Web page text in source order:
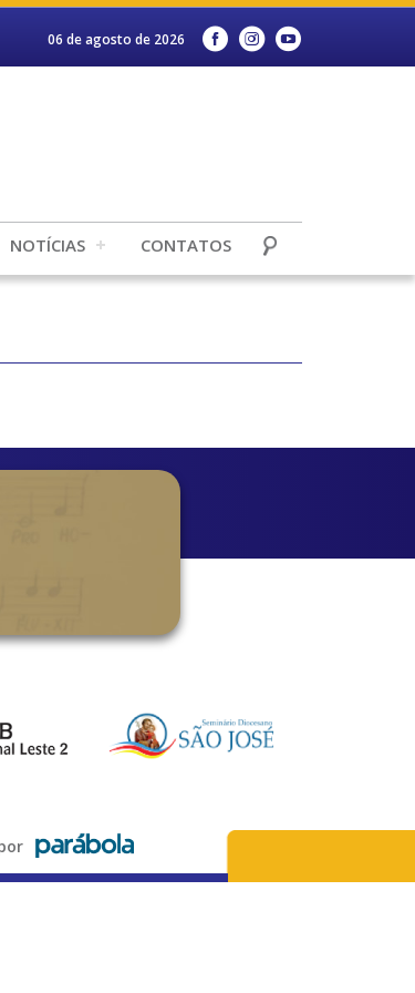
06 de agosto de 2026
NOTÍCIAS CONTATOS